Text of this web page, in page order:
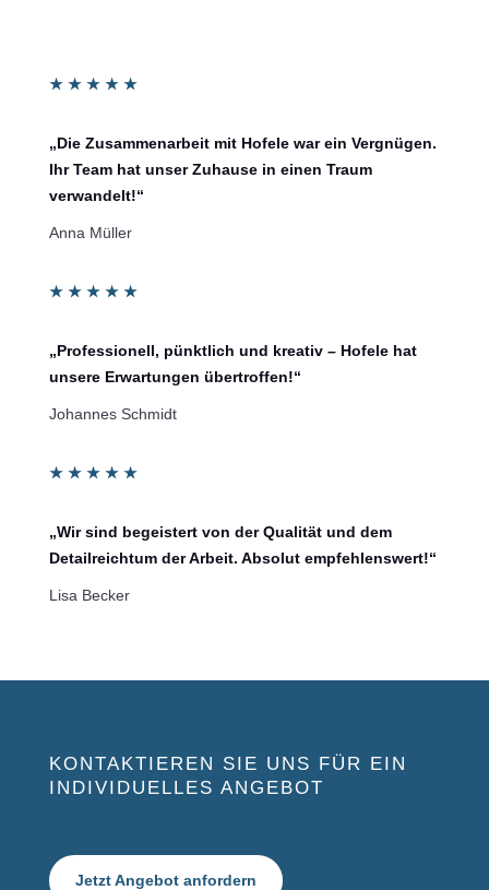
★ ★ ★ ★ ★
„Die Zusammenarbeit mit Hofele war ein Vergnügen.
Ihr Team hat unser Zuhause in einen Traum
verwandelt!“
Anna Müller
★ ★ ★ ★ ★
„Professionell, pünktlich und kreativ – Hofele hat
unsere Erwartungen übertroffen!“
Johannes Schmidt
★ ★ ★ ★ ★
„Wir sind begeistert von der Qualität und dem
Detailreichtum der Arbeit. Absolut empfehlenswert!“
Lisa Becker
KONTAKTIEREN SIE UNS FÜR EIN
INDIVIDUELLES ANGEBOT
Jetzt Angebot anfordern